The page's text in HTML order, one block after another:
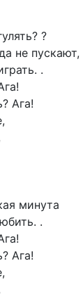
?
не пускают,
.
Ага!
минута
.
Ага!